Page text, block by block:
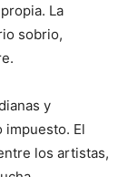
La
sobrio,
y
impuesto. El
los artistas,